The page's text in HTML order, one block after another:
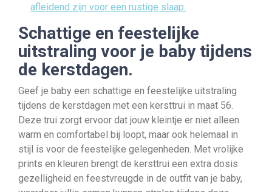
afleidend zijn voor een rustige slaap.
Schattige en feestelijke
uitstraling voor je baby tijdens
de kerstdagen.
Geef je baby een schattige en feestelijke uitstraling
tijdens de kerstdagen met een kersttrui in maat 56.
Deze trui zorgt ervoor dat jouw kleintje er niet alleen
warm en comfortabel bij loopt, maar ook helemaal in
stijl is voor de feestelijke gelegenheden. Met vrolijke
prints en kleuren brengt de kersttrui een extra dosis
gezelligheid en feestvreugde in de outfit van je baby,